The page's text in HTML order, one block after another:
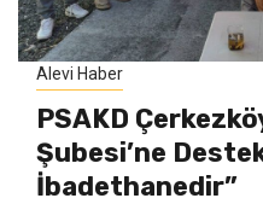
Alevi Haber
PSAKD
Şubesi’ne
İbadethanedir”